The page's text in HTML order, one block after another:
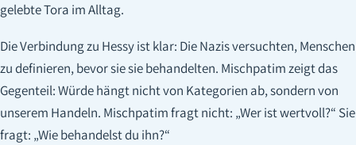
gelebte Tora im Alltag.
Die Verbindung zu Hessy ist klar: Die Nazis versuchten, Menschen
zu definieren, bevor sie sie behandelten. Mischpatim zeigt das
Gegenteil: Würde hängt nicht von Kategorien ab, sondern von
unserem Handeln. Mischpatim fragt nicht: „Wer ist wertvoll?“ Sie
fragt: „Wie behandelst du ihn?“